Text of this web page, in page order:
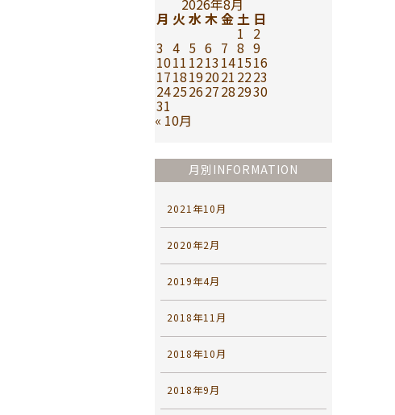
2026年8月
月 火水木金土 日
1 2
3 4 5 6 7 8 9
1011 1213141516
1718192021 2223
24252627282930
31
« 10月
月別INFORMATION
2021年10月
2020年2月
2019年4月
2018年11月
2018年10月
2018年9月